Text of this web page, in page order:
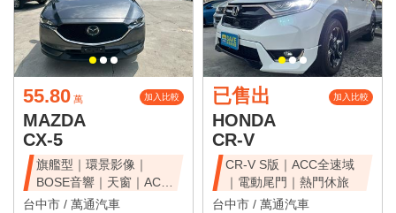
55.80 萬 加入比較
MAZDA
CX-5
旗艦型｜環景影像｜
BOSE音響｜天窗｜ACC
全速域｜質感休旅
台中市 / 萬通汽車
已售出 加入比較
HONDA
CR-V
CR-V S版｜ACC全速域
｜電動尾門｜熱門休旅
台中市 / 萬通汽車